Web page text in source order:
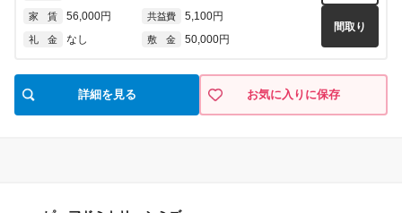
家 賃 56,000円 共益費 5,100円
礼 金 なし 敷 金 50,000円
間取り
詳細を見る お気に入りに保存